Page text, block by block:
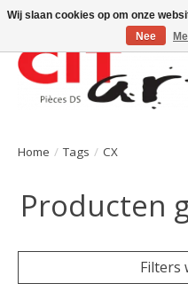
Home / Tags / CX
Producten
Filters
Wij slaan cookies op om onze
Nee